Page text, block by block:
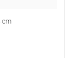
cm